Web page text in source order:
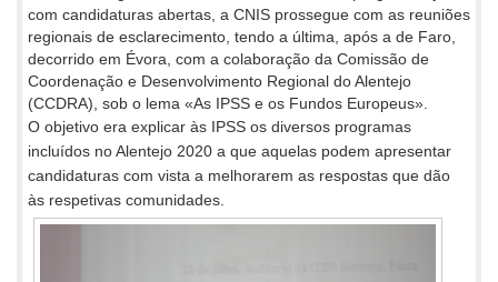
com candidaturas abertas, a CNIS prossegue com as reuniões
regionais de esclarecimento, tendo a última, após a de Faro,
decorrido em Évora, com a colaboração da Comissão de
Coordenação e Desenvolvimento Regional do Alentejo
(CCDRA), sob o lema «As IPSS e os Fundos Europeus».
O objetivo era explicar às IPSS os diversos programas
incluídos no Alentejo 2020 a que aquelas podem apresentar
candidaturas com vista a melhorarem as respostas que dão
às respetivas comunidades.